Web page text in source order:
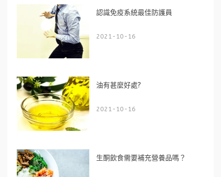
認識免疫系統最佳防護員
2021-10-16
油有甚麼好處?
2021-10-16
生酮飲食需要補充營養品嗎？